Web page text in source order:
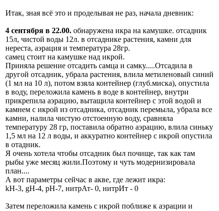
Итак, зная всё это и проделывая не раз, начала дневник:
4 сентября в 22.00. обнаружена икра на камушке. отсадник
15л, чистой воды 12л. в отсаднике растения, камни для
нереста, аэрация и температура 28гр.
самец стоит на камушке над икрой.
Приняла решение отсадить самца и самку.....Отсадила в
другой отсадник, убрала растения, влила метиленовый синий
(1 мл на 10 л), потом взяла контейнер (глуб.миска), опустила
в воду, переложила камень в воде в контейнер, внутри
прикрепила аэрацию, вытащила контейнер с этой водой и
камнем с икрой из отсадника, отсадник перемыла, убрала все
камни, налила чистую отстоенную воду, сравняла
температуру 28 гр, поставила обратно аэрацию, влила синьку
1,5 мл на 12 л воды, и аккуратно контейнер с икрой опустила
в отадник.
Я очень хотела чтобы отсадник был почище, так как там
рыбы уже месяц жили.Поэтому и чуть модернизировала
план....
А вот параметры сейчас в акве, где лежит икра:
kH-3, gH-4, pH-7, нитрАт- 0, нитрИт - 0
Затем переложила камень с икрой поближе к аэрации и